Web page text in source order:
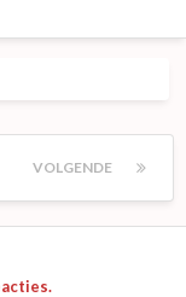
VOLGENDE